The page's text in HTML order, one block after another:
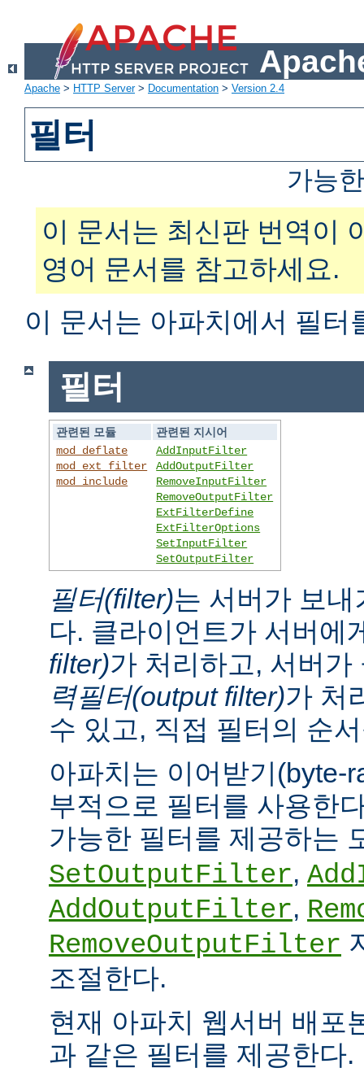
Apache > HTTP Server> Documentation > Version 2.4
필터
가능
이 문서는 최신판 번역이
영어 문서를 참고하세요.
이 문서는 아파치에서 필
필터
관련된 모듈
관련된 지시어
mod_deflate
mod_ext_filter
mod_include
AddInputFilter
AddOutputFilter
RemoveInputFilter
RemoveOutputFilter
ExtFilterDefine
ExtFilterOptions
SetInputFilter
SetOutputFilter
필터(filter)는 서버가 보
다. 클라이언트가 서버에
filter)가 처리하고, 서버
력필터(output filter)가 처
수 있고, 직접 필터의 순
아파치는 이어받기(byte-
부적으로 필터를 사용한
가능한 필터를 제공하는
SetOutputFilter,
AddOutputFilter,
RemoveOutputFilter
조절한다.
현재 아파치 웹서버 배포
과 같은 필터를 제공한다.